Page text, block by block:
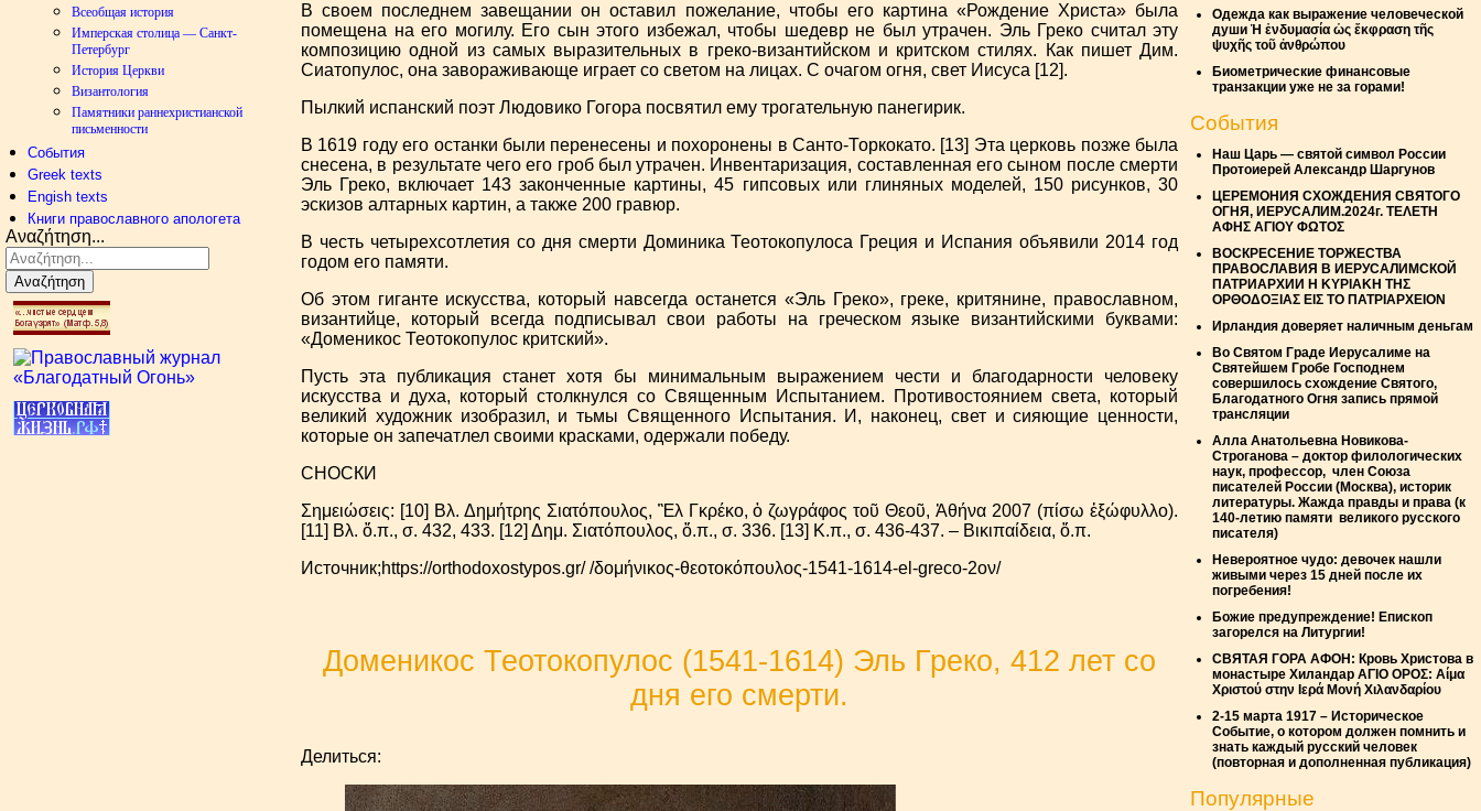
Всеобщая история
Имперская столица — Санкт-
Петербург
История Церкви
Византология
Памятники раннехристианской
письменности
События
Greek texts
Engish texts
Книги православного апологета
Αναζήτηση...
Αναζήτηση
В своем последнем завещании он оставил пожелание, чтобы его картина «Рождение Христа» была
помещена на его могилу. Его сын этого избежал, чтобы шедевр не был утрачен. Эль Греко считал эту
композицию одной из самых выразительных в греко-византийском и критском стилях. Как пишет Дим.
Сиатопулос, она завораживающе играет со светом на лицах. С очагом огня, свет Иисуса [12].
Пылкий испанский поэт Людовико Гогора посвятил ему трогательную панегирик.
В 1619 году его останки были перенесены и похоронены в Санто-Торкокато. [13] Эта церковь позже была
снесена, в результате чего его гроб был утрачен. Инвентаризация, составленная его сыном после смерти
Эль Греко, включает 143 законченные картины, 45 гипсовых или глиняных моделей, 150 рисунков, 30
эскизов алтарных картин, а также 200 гравюр.
В честь четырехсотлетия со дня смерти Доминика Теотокопулоса Греция и Испания объявили 2014 год
годом его памяти.
Об этом гиганте искусства, который навсегда останется «Эль Греко», греке, критянине, православном,
византийце, который всегда подписывал свои работы на греческом языке византийскими буквами:
«Доменикос Теотокопулос критский».
Пусть эта публикация станет хотя бы минимальным выражением чести и благодарности человеку
искусства и духа, который столкнулся со Священным Испытанием. Противостоянием света, который
великий художник изобразил, и тьмы Священного Испытания. И, наконец, свет и сияющие ценности,
которые он запечатлел своими красками, одержали победу.
СНОСКИ
Σημειώσεις: [10] Βλ. Δημήτρης Σιατόπουλος, Ἒλ Γκρέκο, ὁ ζωγράφος τοῦ Θεοῦ, Ἀθήνα 2007 (πίσω ἐξώφυλλο).
[11] Βλ. ὅ.π., σ. 432, 433. [12] Δημ. Σιατόπουλος, ὅ.π., σ. 336. [13] Κ.π., σ. 436-437. – Βικιπαίδεια, ὅ.π.
Источник;https://orthodoxostypos.gr/ /δομήνικος-θεοτοκόπουλος-1541-1614-el-greco-2ον/
Доменикос Теотокопулос (1541-1614) Эль Греко, 412 лет со
дня его смерти.
Делиться:
Одежда как выражение человеческой
души Ἡ ἐνδυμασία ὡς ἔκφραση τῆς
ψυχῆς τοῦ ἀνθρώπου
Биометрические финансовые
транзакции уже не за горами!
События
Наш Царь — святой символ России
Протоиерей Александр Шаргунов
ЦЕРЕМОНИЯ СХОЖДЕНИЯ СВЯТОГО
ОГНЯ, ИЕРУСАЛИМ.2024г. ΤΕΛΕΤΗ
ΑΦΗΣ ΑΓΙΟΥ ΦΩΤΟΣ
ВОСКРЕСЕНИЕ ТОРЖЕСТВА
ПРАВОСЛАВИЯ В ИЕРУСАЛИМСКОЙ
ПАТРИАРХИИ Η ΚΥΡΙΑΚΗ ΤΗΣ
ΟΡΘΟΔΟΞΙΑΣ ΕΙΣ ΤΟ ΠΑΤΡΙΑΡΧΕΙΟΝ
Ирландия доверяет наличным деньгам
Во Святом Граде Иерусалиме на
Святейшем Гробе Господнем
совершилось схождение Святого,
Благодатного Огня запись прямой
трансляции
Алла Анатольевна Новикова-
Строганова – доктор филологических
наук, профессор, член Союза
писателей России (Москва), историк
литературы. Жажда правды и права (к
140-летию памяти великого русского
писателя)
Невероятное чудо: девочек нашли
живыми через 15 дней после их
погребения!
Божие предупреждение! Епископ
загорелся на Литургии!
СВЯТАЯ ГОРА АФОН: Кровь Христова в
монастыре Хиландар ΑΓΙΟ ΟΡΟΣ: Αίμα
Χριστού στην Ιερά Μονή Χιλανδαρίου
2-15 марта 1917 – Историческое
Событие, о котором должен помнить и
знать каждый русский человек
(повторная и дополненная публикация)
Популярные